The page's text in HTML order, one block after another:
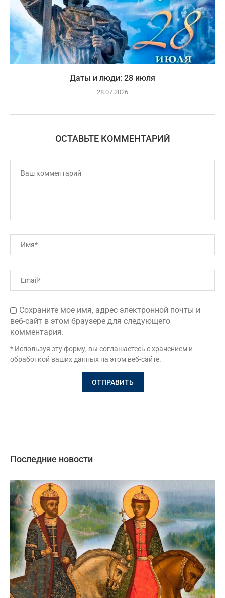
Даты и люди: 28 июля
28.07.2026
ОСТАВЬТЕ КОММЕНТАРИЙ
Сохраните мое имя, адрес электронной почты и
веб-сайт в этом браузере для следующего
комментария.
* Используя эту форму, вы соглашаетесь с хранением и
обработкой ваших данных на этом веб-сайте.
Последние новости